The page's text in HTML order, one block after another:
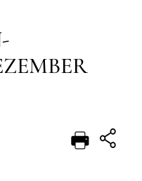
POLSKI